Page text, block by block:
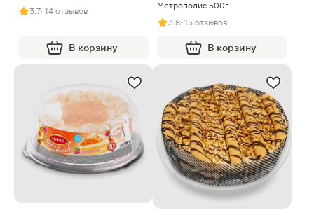
3.7· 14 отзывов
В корзину
Метрополис 500г
3.8· 15 отзывов
В корзину